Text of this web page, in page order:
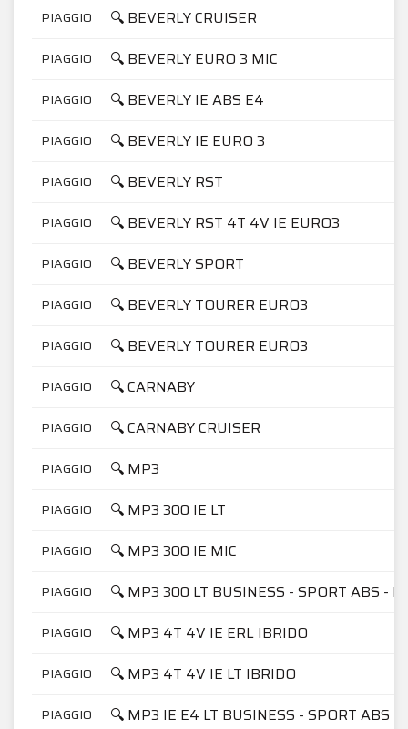
PIAGGIO 🔍 BEVERLY CRUISER
PIAGGIO 🔍 BEVERLY EURO 3 MIC
PIAGGIO 🔍 BEVERLY IE ABS E4
PIAGGIO 🔍 BEVERLY IE EURO 3
PIAGGIO 🔍 BEVERLY RST
PIAGGIO 🔍 BEVERLY RST 4T 4V IE EURO3
PIAGGIO 🔍 BEVERLY SPORT
PIAGGIO 🔍 BEVERLY TOURER EURO3
PIAGGIO 🔍 BEVERLY TOURER EURO3
PIAGGIO 🔍 CARNABY
PIAGGIO 🔍 CARNABY CRUISER
PIAGGIO 🔍 MP3
PIAGGIO 🔍 MP3 300 IE LT
PIAGGIO 🔍 MP3 300 IE MIC
PIAGGIO 🔍 MP3 300 LT BUSINESS - SPORT ABS -
PIAGGIO 🔍 MP3 4T 4V IE ERL IBRIDO
PIAGGIO 🔍 MP3 4T 4V IE LT IBRIDO
PIAGGIO 🔍 MP3 IE E4 LT BUSINESS - SPORT ABS